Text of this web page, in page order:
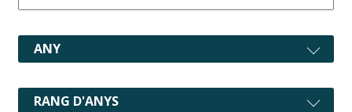
ANY
RANG D'ANYS